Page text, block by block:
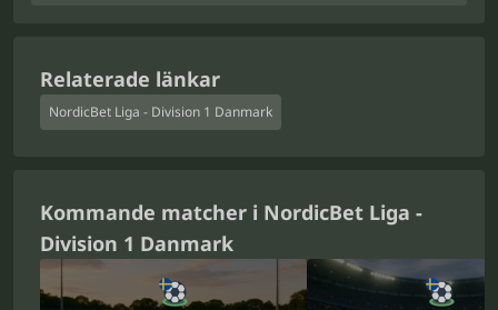
Relaterade länkar
NordicBet Liga - Division 1 Danmark
Kommande matcher i NordicBet Liga -
Division 1 Danmark